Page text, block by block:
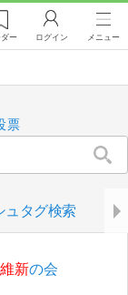
ダー ログイン メニュー
票
ュタグ検索
新の会